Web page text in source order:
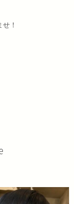
！